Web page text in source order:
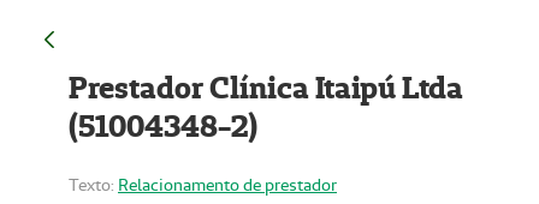
Prestador Clínica Itaipú Ltda
(51004348-2)
Texto: Relacionamento de prestador